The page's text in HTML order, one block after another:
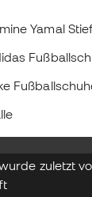
zuletzt
Yamal